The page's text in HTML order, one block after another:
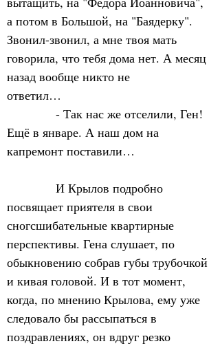
а потом в Большой, на "Баядерку".
Звонил-звонил, а мне твоя мать
говорила, что тебя дома нет. А месяц
назад вообще никто не
ответил…
- Так нас же отселили, Ген!
Ещё в январе. А наш дом на
капремонт поставили…
И Крылов подробно
посвящает приятеля в свои
сногсшибательные квартирные
перспективы. Гена слушает, по
обыкновению собрав губы трубочкой
и кивая головой. И в тот момент,
когда, по мнению Крылова, ему уже
следовало бы рассыпаться в
поздравлениях, он вдруг резко